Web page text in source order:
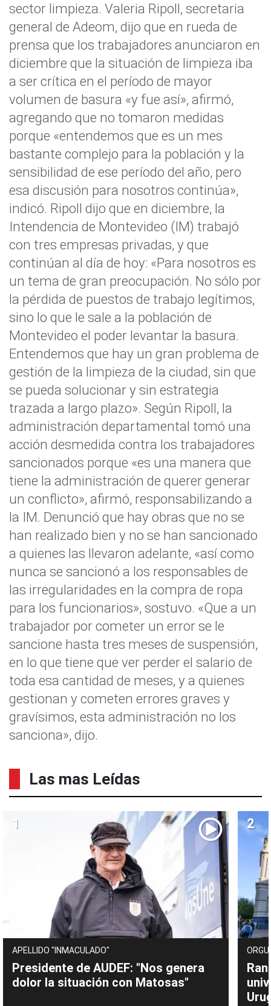
sector limpieza. Valeria Ripoll, secretaria
general de Adeom, dijo que en rueda de
prensa que los trabajadores anunciaron en
diciembre que la situación de limpieza iba
a ser crítica en el período de mayor
volumen de basura «y fue así», afirmó,
agregando que no tomaron medidas
porque «entendemos que es un mes
bastante complejo para la población y la
sensibilidad de ese período del año, pero
esa discusión para nosotros continúa»,
indicó. Ripoll dijo que en diciembre, la
Intendencia de Montevideo (IM) trabajó
con tres empresas privadas, y que
continúan al día de hoy: «Para nosotros es
un tema de gran preocupación. No sólo por
la pérdida de puestos de trabajo legítimos,
sino lo que le sale a la población de
Montevideo el poder levantar la basura.
Entendemos que hay un gran problema de
gestión de la limpieza de la ciudad, sin que
se pueda solucionar y sin estrategia
trazada a largo plazo». Según Ripoll, la
administración departamental tomó una
acción desmedida contra los trabajadores
sancionados porque «es una manera que
tiene la administración de querer generar
un conflicto», afirmó, responsabilizando a
la IM. Denunció que hay obras que no se
han realizado bien y no se han sancionado
a quienes las llevaron adelante, «así como
nunca se sancionó a los responsables de
las irregularidades en la compra de ropa
para los funcionarios», sostuvo. «Que a un
trabajador por cometer un error se le
sancione hasta tres meses de suspensión,
en lo que tiene que ver perder el salario de
toda esa cantidad de meses, y a quienes
gestionan y cometen errores graves y
gravísimos, esta administración no los
sanciona», dijo.
Las mas Leídas
APELLIDO "INMACULADO"
Presidente de AUDEF: "Nos genera
dolor la situación con Matosas"